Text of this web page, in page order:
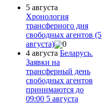
5 августа
Хронология
трансферного дня
свободных агентов (5
августа)
0
4 августа Беларусь.
Заявки на
трансферный день
свободных агентов
принимаются до
09:00 5 августа